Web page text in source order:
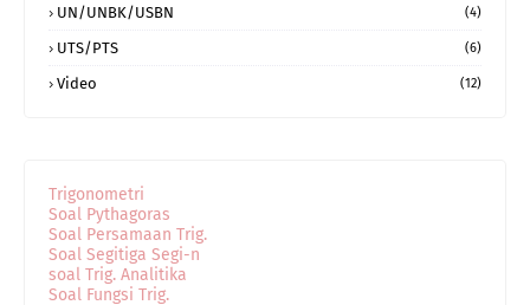
UN/UNBK/USBN (4)
UTS/PTS (6)
Video (12)
Trigonometri
Soal Pythagoras
Soal Persamaan Trig.
Soal Segitiga Segi-n
soal Trig. Analitika
Soal Fungsi Trig.